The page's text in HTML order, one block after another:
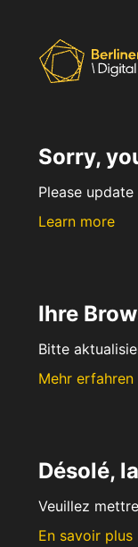
Sorry,
Please
Learn more
Ihre
Bitte
Mehr erfahren
Désolé,
Veuillez
En savoir plus